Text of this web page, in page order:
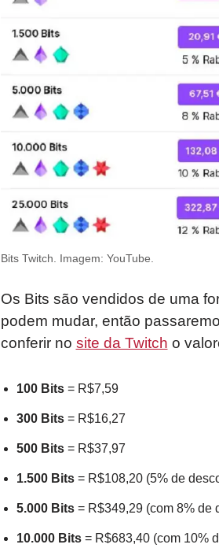
Bits Twitch. Imagem: YouTube.
Os Bits são vendidos de uma
podem mudar, então
conferir no site da Twitch o
100 Bits= R$7,59
300 Bits= R$16,27
500 Bits= R$37,97
1.500 Bits= R$108,20 (5% de
5.000 Bits= R$349,29 (com 8% de
10.000 Bits= R$683,40 (com 10%